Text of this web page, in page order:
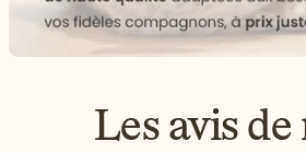
Les avis